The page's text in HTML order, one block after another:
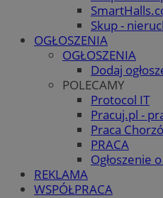
Skup -
OGŁOSZENIA
OGŁOSZENIA
Dodaj
POLECAMY
Protocol IT
Pracuj.pl -
Praca
PRACA
Ogłoszenie
REKLAMA
WSPÓŁPRACA